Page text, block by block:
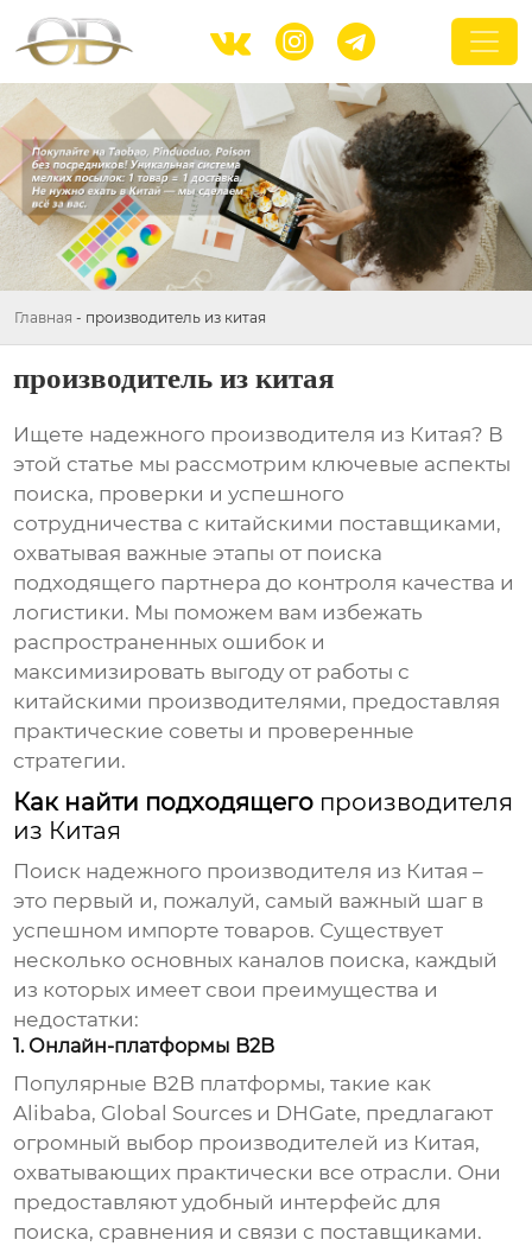
  
Главная - производитель из китая
производитель из китая
Ищете надежного производителя из Китая? В
этой статье мы рассмотрим ключевые аспекты
поиска, проверки и успешного
сотрудничества с китайскими поставщиками,
охватывая важные этапы от поиска
подходящего партнера до контроля качества и
логистики. Мы поможем вам избежать
распространенных ошибок и
максимизировать выгоду от работы с
китайскими производителями, предоставляя
практические советы и проверенные
стратегии.
Как найти подходящего производителя
из Китая
Поиск надежного производителя из Китая –
это первый и, пожалуй, самый важный шаг в
успешном импорте товаров. Существует
несколько основных каналов поиска, каждый
из которых имеет свои преимущества и
недостатки:
1. Онлайн-платформы B2B
Популярные B2B платформы, такие как
Alibaba, Global Sources и DHGate, предлагают
огромный выбор производителей из Китая,
охватывающих практически все отрасли. Они
предоставляют удобный интерфейс для
поиска, сравнения и связи с поставщиками.